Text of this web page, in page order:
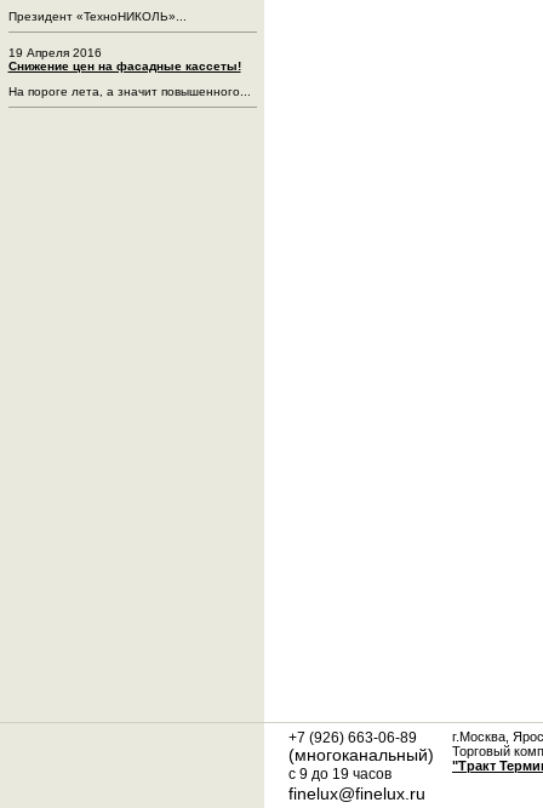
Президент «ТехноНИКОЛЬ»...
19 Апреля 2016
Снижение цен на фасадные кассеты!
На пороге лета, а значит повышенного...
+7 (926) 663-06-89
(многоканальный)
с 9 до 19 часов
finelux@finelux.ru
г.Москва,
Торговый
"Тракт